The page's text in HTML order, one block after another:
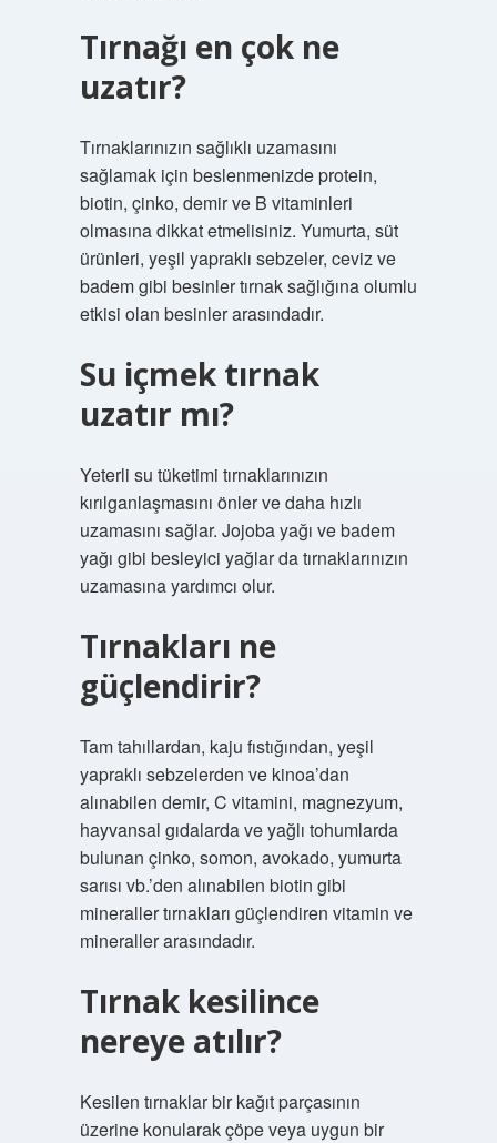
Tırnağı en çok ne
uzatır?
Tırnaklarınızın sağlıklı uzamasını
sağlamak için beslenmenizde protein,
biotin, çinko, demir ve B vitaminleri
olmasına dikkat etmelisiniz. Yumurta, süt
ürünleri, yeşil yapraklı sebzeler, ceviz ve
badem gibi besinler tırnak sağlığına olumlu
etkisi olan besinler arasındadır.
Su içmek tırnak
uzatır mı?
Yeterli su tüketimi tırnaklarınızın
kırılganlaşmasını önler ve daha hızlı
uzamasını sağlar. Jojoba yağı ve badem
yağı gibi besleyici yağlar da tırnaklarınızın
uzamasına yardımcı olur.
Tırnakları ne
güçlendirir?
Tam tahıllardan, kaju fıstığından, yeşil
yapraklı sebzelerden ve kinoa’dan
alınabilen demir, C vitamini, magnezyum,
hayvansal gıdalarda ve yağlı tohumlarda
bulunan çinko, somon, avokado, yumurta
sarısı vb.’den alınabilen biotin gibi
mineraller tırnakları güçlendiren vitamin ve
mineraller arasındadır.
Tırnak kesilince
nereye atılır?
Kesilen tırnaklar bir kağıt parçasının
üzerine konularak çöpe veya uygun bir